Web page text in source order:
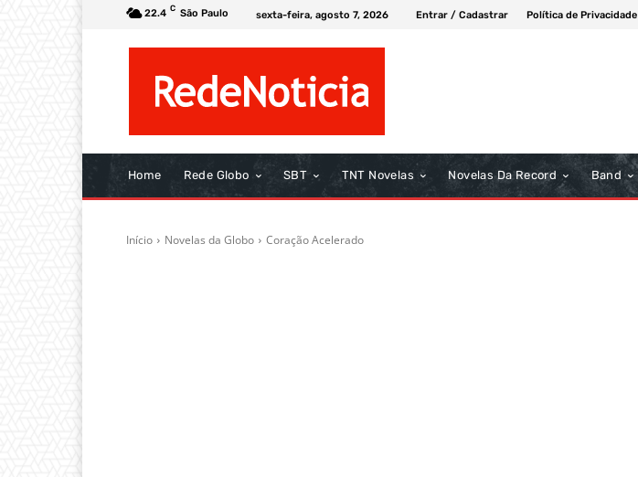
22.4 C São Paulo sexta-feira, agosto 7, 2026 Entrar / Cadastrar Política de Privacidade
Home Rede Globo SBT TNT Novelas Novelas Da Record Band
Início Novelas da Globo Coração Acelerado